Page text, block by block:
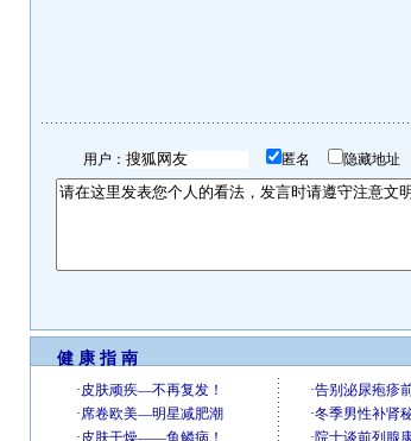
用户： 匿名 隐藏地址
健 康 指 南